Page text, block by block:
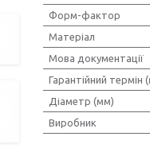
Форм-фактор
Матеріал
Мова документації
Гарантійний термін
Діаметр (мм)
Виробник